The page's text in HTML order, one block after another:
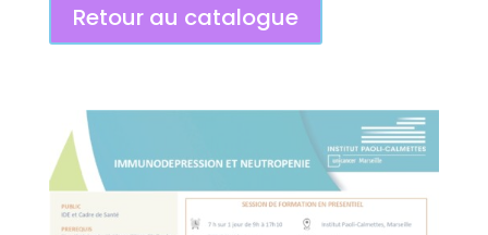
Retour au catalogue